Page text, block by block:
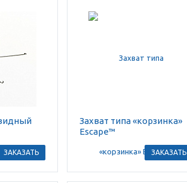
ЗАКАЗАТЬ
Захват типа «корзинка»
Escape™
ЗАКАЗАТЬ